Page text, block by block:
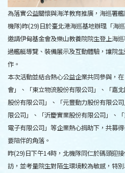
為落實公益關懷與海洋教育推廣，海巡署
機隊)昨(29)日於臺北港海巡基地辦理「海
邀請伊甸基金會及樂山教養院院生登上海
過艦艇導覽、裝備展示及互動體驗，讓院
作。
本次活動並結合熱心公益企業共同參與，
會」、「東立物流股份有限公司」、「嘉
股份有限公司」、「元豐動力股份有限公
限公司」、「沂慶實業股份有限公司」、
電子有限公司」等企業熱心捐助下，共募
要陪伴的角落。
昨(29)日下午14時，北機隊同仁於碼頭迎
訪，並考量院生對陌生環境較為敏感，特